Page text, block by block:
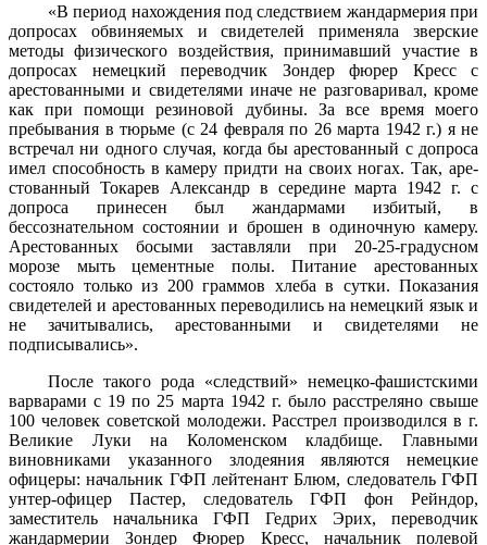
«В период нахождения под следствием жандармерия при
допро­сах обвиняемых и свидетелей применяла зверские
методы физиче­ского воздействия, принимавший участие в
допросах немецкий переводчик Зондер фюрер Кресс с
арестованными и свидетелями иначе не разговаривал, кроме
как при помощи резиновой дубины. За все время моего
пребывания в тюрьме (с 24 февраля по 26 марта 1942 г.) я не
встречал ни одного случая, когда бы арестованный с допроса
имел способность в камеру придти на своих ногах. Так, аре­
стованный Токарев Александр в середине марта 1942 г. с
допроса принесен был жандармами избитый, в
бессознательном состоянии и брошен в одиночную камеру.
Арестованных босыми заставляли при 20-25-градусном
морозе мыть цементные полы. Питание аресто­ванных
состояло только из 200 граммов хлеба в сутки. Показания
свидетелей и арестованных переводились на немецкий язык и
не за­читывались, арестованными и свидетелями не
подписывались».
После такого рода «следствий» немецко-фашистскими
варварами с 19 по 25 марта 1942 г. было расстреляно свыше
100 человек со­ветской молодежи. Расстрел производился в г.
Великие Луки на Коломенском кладбище. Главными
виновниками указанного зло­деяния являются немецкие
офицеры: начальник ГФП лейтенант Блюм, следователь ГФП
унтер-офицер Пастер, следователь ГФП фон Рейндор,
заместитель начальника ГФП Гедрих Эрих, перевод­чик
жандармерии Зондер Фюрер Кресс, начальник полевой